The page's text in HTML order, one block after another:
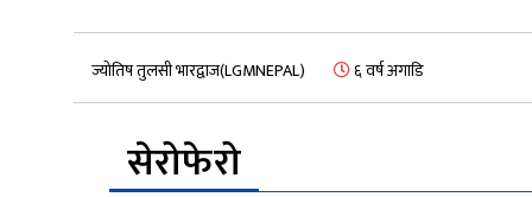
ज्योतिष तुलसी भारद्वाज(LGMNEPAL) ६ वर्ष अगाडि
सेरोफेरो